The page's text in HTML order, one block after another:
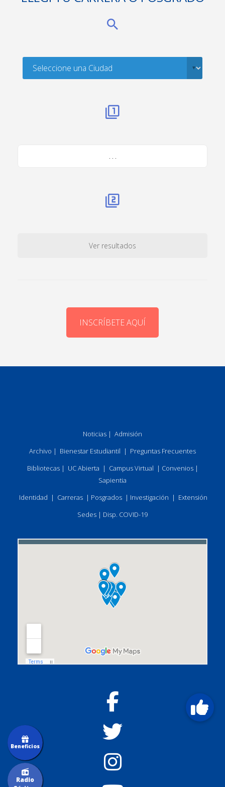
Ver resultados
INSCRÍBETE AQUÍ
Noticias | Admisión
Archivo | Bienestar Estudiantil | Preguntas Frecuentes
Bibliotecas| UC Abierta | Campus Virtual | Convenios|
Sapientia
Identidad | Carreras | Posgrados | Investigación | Extensión
Sedes | Disp. COVID-19
Radio
Beneficios